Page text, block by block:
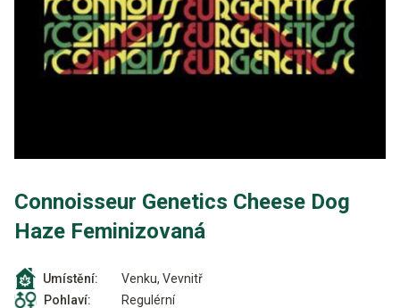
Connoisseur Genetics Cheese Dog
Haze Feminizovaná
Umístění:
Venku, Vevnitř
Pohlaví:
Regulérní